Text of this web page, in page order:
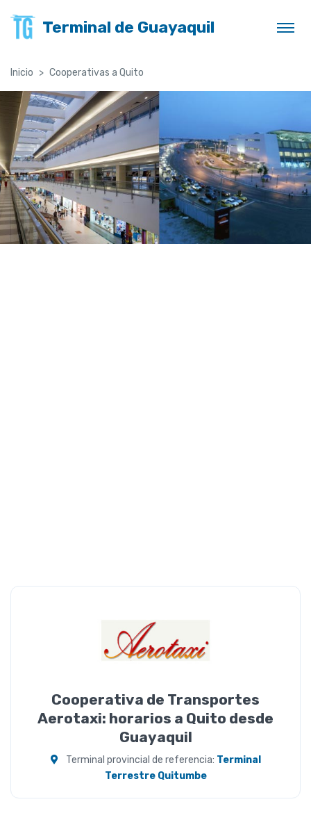
Terminal de Guayaquil
Inicio Cooperativas a Quito
Cooperativa de Transportes
Aerotaxi: horarios a Quito desde
Guayaquil
Terminal provincial de referencia: Terminal
Terrestre Quitumbe